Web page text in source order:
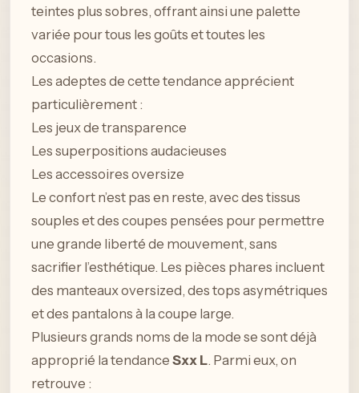
teintes plus sobres, offrant ainsi une palette
variée pour tous les goûts et toutes les
occasions.
Les adeptes de cette tendance apprécient
particulièrement :
Les jeux de transparence
Les superpositions audacieuses
Les accessoires oversize
Le confort n’est pas en reste, avec des tissus
souples et des coupes pensées pour permettre
une grande liberté de mouvement, sans
sacrifier l’esthétique. Les pièces phares incluent
des manteaux oversized, des tops asymétriques
et des pantalons à la coupe large.
Plusieurs grands noms de la mode se sont déjà
approprié la tendance Sxx L. Parmi eux, on
retrouve :